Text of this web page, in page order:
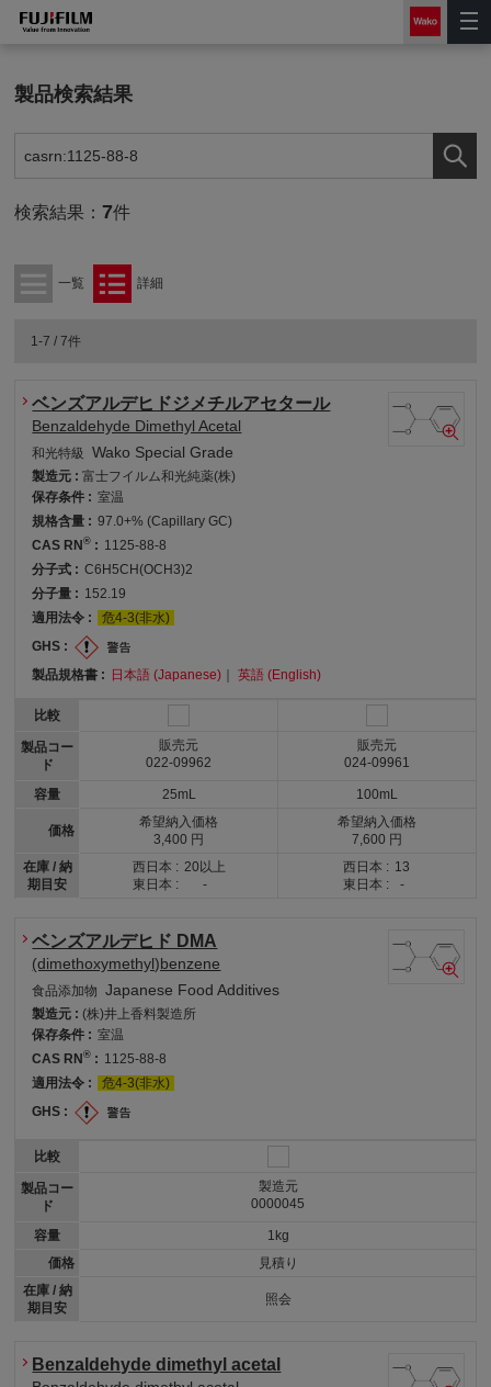
製品検索結果
検索結果： 7件
一覧 詳細
1-7 / 7件
ベンズアルデヒドジメチルアセタール
Benzaldehyde Dimethyl Acetal
和光特級 Wako Special Grade
製造元 :富士フイルム和光純薬(株)
保存条件 : 室温
規格含量 : 97.0+% (Capillary GC)
CAS RN® : 1125-88-8
分子式 : C6H5CH(OCH3)2
分子量 : 152.19
適用法令 :
危4-3(非水)
GHS :
製品規格書 :
日本語 (Japanese) ｜英語 (English)
比較
製品コー
ド
容量
価格
在庫 / 納
期目安
販売元
022-09962
25mL
希望納入価格
3,400 円
西日本 : 20以上
東日本 :
-
販売元
024-09961
100mL
希望納入価格
7,600 円
西日本 : 13
東日本 :
-
ベンズアルデヒド DMA
(dimethoxymethyl)benzene
食品添加物 Japanese Food Additives
製造元 :(株)井上香料製造所
保存条件 : 室温
CAS RN® : 1125-88-8
適用法令 :
危4-3(非水)
GHS :
比較
製品コー
ド
容量
価格
在庫 / 納
期目安
製造元
0000045
1kg
見積り
照会
Benzaldehyde dimethyl acetal